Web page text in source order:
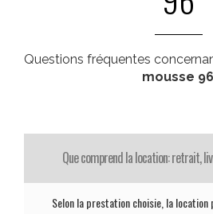
Questions fréquentes
mousse 96
Que comprend la location: retrait,
Selon la prestation choisie, la